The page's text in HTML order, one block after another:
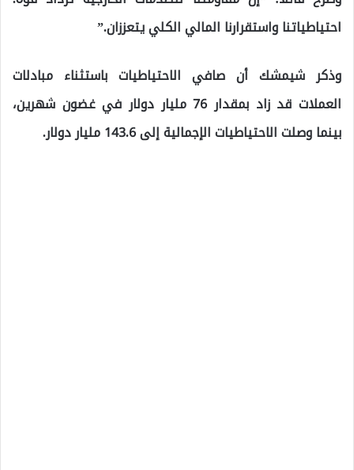
احتياطياتنا واستقرارنا المالي الكلي يتعززان.”
وذكر شيمشك أن صافي الاحتياطيات باستثناء مبادلات
العملات قد زاد بمقدار 76 مليار دولار في غضون شهرين،
بينما وصلت الاحتياطيات الإجمالية إلى 143.6 مليار دولار.